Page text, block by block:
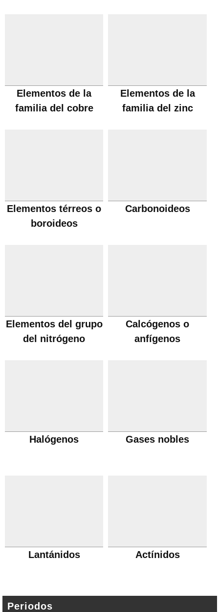
Elementos de la
familia del cobre
Elementos de la
familia del zinc
Elementos térreos o
boroideos
Carbonoideos
Elementos del grupo
del nitrógeno
Calcógenos o
anfígenos
Halógenos Gases nobles
Lantánidos Actínidos
Periodos